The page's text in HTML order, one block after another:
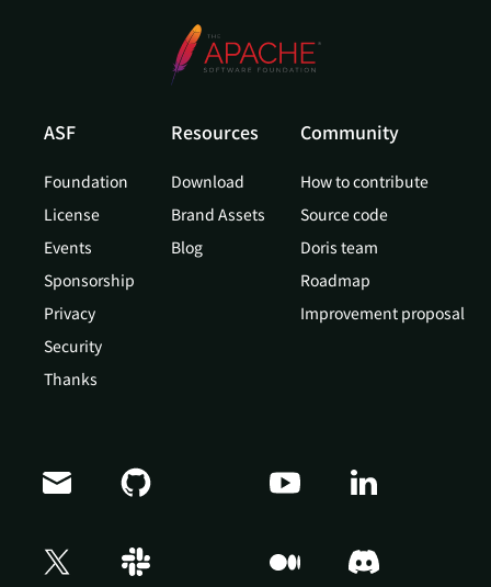
ASF
Foundation
License
Events
Sponsorship
Privacy
Security
Thanks
Resources
Download
Brand Assets
Blog
Community
How to contribute
Source code
Doris team
Roadmap
Improvement proposal
Doris Summit 26